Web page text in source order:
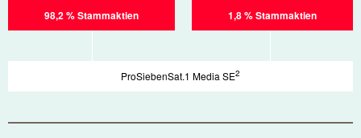
98,2 % Stammaktien 1,8 % Stammaktien
ProSiebenSat.1 Media SE2